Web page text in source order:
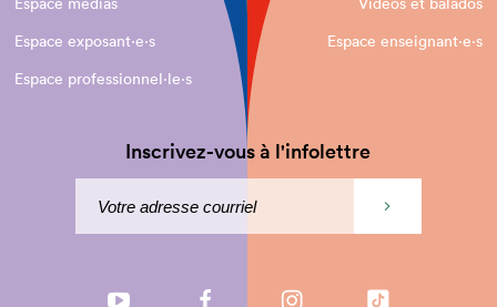
Espace exposant·e⋅s
Espace enseignant·e⋅s
Espace professionnel·le⋅s
Inscrivez-vous à l'infolettre